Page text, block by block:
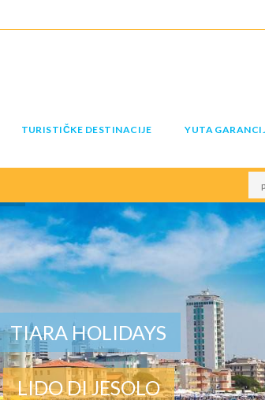
TURISTIČKE DESTINACIJE YUTA
TIARA HOLIDAYS
LIDO DI JESOLO